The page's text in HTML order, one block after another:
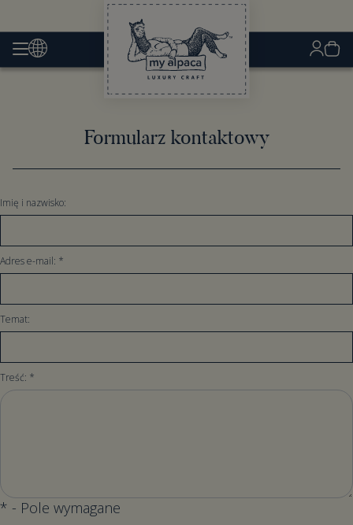
Formularz kontaktowy
Imię i nazwisko:
Adres e-mail: *
Temat:
Treść: *
* - Pole wymagane